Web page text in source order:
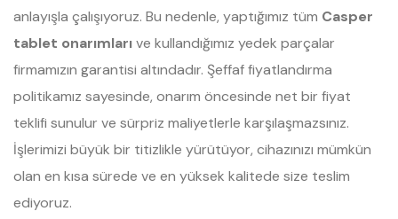
anlayışla çalışıyoruz. Bu nedenle, yaptığımız tüm Casper
tablet onarımlarıve kullandığımız yedek parçalar
firmamızın garantisi altındadır. Şeffaf fiyatlandırma
politikamız sayesinde, onarım öncesinde net bir fiyat
teklifi sunulur ve sürpriz maliyetlerle karşılaşmazsınız.
İşlerimizi büyük bir titizlikle yürütüyor, cihazınızı mümkün
olan en kısa sürede ve en yüksek kalitede size teslim
ediyoruz.